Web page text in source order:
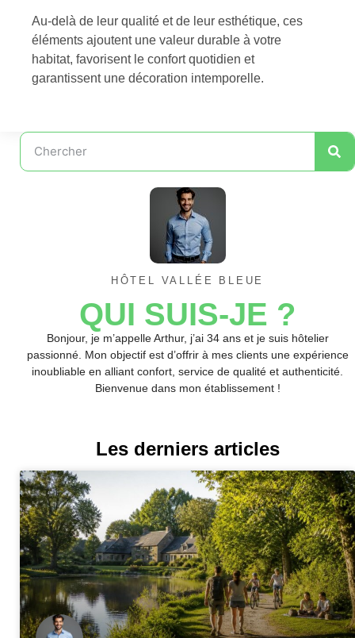
Au-delà de leur qualité et de leur esthétique, ces
éléments ajoutent une valeur durable à votre
habitat, favorisent le confort quotidien et
garantissent une décoration intemporelle.
HÔTEL VALLÉE BLEUE
QUI SUIS-JE ?
Bonjour, je m’appelle Arthur, j’ai 34 ans et je suis hôtelier
passionné. Mon objectif est d’offrir à mes clients une expérience
inoubliable en alliant confort, service de qualité et authenticité.
Bienvenue dans mon établissement !
Les derniers articles